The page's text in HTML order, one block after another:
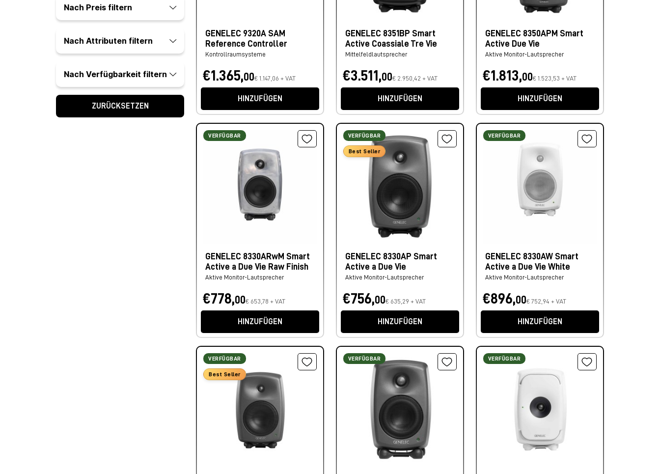
Nach Preis filtern
Nach Attributen filtern
Nach Verfügbarkeit filtern
ZURÜCKSETZEN
GENELEC 9320A SAM
Reference Controller
Kontrollraumsysteme
€1.365,00€ 1.147,06 + VAT
HINZUFÜGEN
GENELEC 8351BP Smart
Active Coassiale Tre Vie
Mittelfeldlautsprecher
€3.511,00€ 2.950,42 + VAT
HINZUFÜGEN
GENELEC 8350APM Smart
Active Due Vie
Aktive Monitor-Lautsprecher
€1.813,00€ 1.523,53 + VAT
HINZUFÜGEN
VERFÜGBAR
GENELEC 8330ARwM Smart
Active a Due Vie Raw Finish
Aktive Monitor-Lautsprecher
€778,00€ 653,78 + VAT
HINZUFÜGEN
VERFÜGBAR
Best Seller
GENELEC 8330AP Smart
Active a Due Vie
Aktive Monitor-Lautsprecher
€756,00€ 635,29 + VAT
HINZUFÜGEN
VERFÜGBAR
GENELEC 8330AW Smart
Active a Due Vie White
Aktive Monitor-Lautsprecher
€896,00€ 752,94 + VAT
HINZUFÜGEN
VERFÜGBAR
Best Seller
VERFÜGBAR VERFÜGBAR